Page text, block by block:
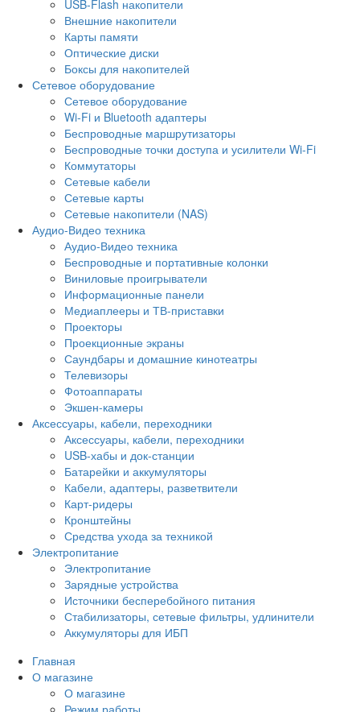
USB-Flash накопители
Внешние накопители
Карты памяти
Оптические диски
Боксы для накопителей
Сетевое оборудование
Сетевое оборудование
Wi-Fi и Bluetooth адаптеры
Беспроводные маршрутизаторы
Беспроводные точки доступа и усилители Wi-Fi
Коммутаторы
Сетевые кабели
Сетевые карты
Сетевые накопители (NAS)
Аудио-Видео техника
Аудио-Видео техника
Беспроводные и портативные колонки
Виниловые проигрыватели
Информационные панели
Медиаплееры и ТВ-приставки
Проекторы
Проекционные экраны
Саундбары и домашние кинотеатры
Телевизоры
Фотоаппараты
Экшен-камеры
Аксессуары, кабели, переходники
Аксессуары, кабели, переходники
USB-хабы и док-станции
Батарейки и аккумуляторы
Кабели, адаптеры, разветвители
Карт-ридеры
Кронштейны
Средства ухода за техникой
Электропитание
Электропитание
Зарядные устройства
Источники бесперебойного питания
Стабилизаторы, сетевые фильтры, удлинители
Аккумуляторы для ИБП
Главная
О магазине
О магазине
Режим работы